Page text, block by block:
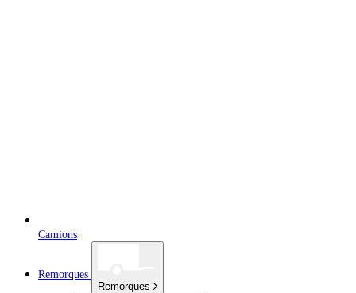
Camions
Remorques
Remorques